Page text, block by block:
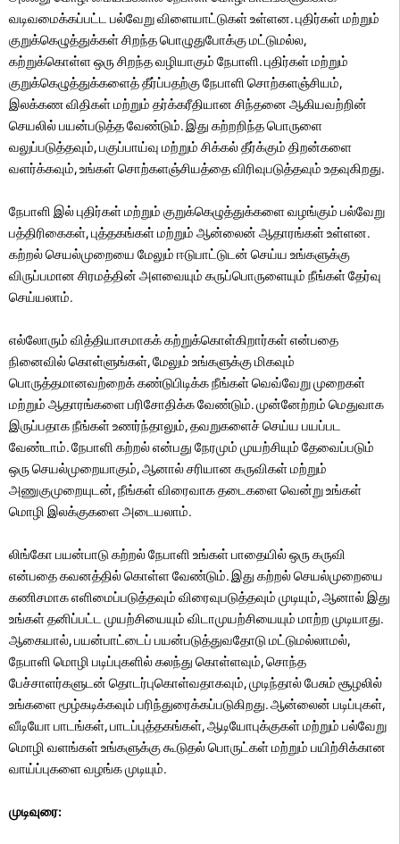
வடிவமைக்கப்பட்ட பல்வேறு விளையாட்டுகள் உள்ளன. புதிர்கள் மற்றும்
குறுக்கெழுத்துக்கள் சிறந்த பொழுதுபோக்கு மட்டுமல்ல,
கற்றுக்கொள்ள ஒரு சிறந்த வழியாகும் நேபாளி. புதிர்கள் மற்றும்
குறுக்கெழுத்துக்களைத் தீர்ப்பதற்கு நேபாளி சொற்களஞ்சியம்,
இலக்கண விதிகள் மற்றும் தர்க்கரீதியான சிந்தனை ஆகியவற்றின்
செயலில் பயன்படுத்த வேண்டும். இது கற்றறிந்த பொருளை
வலுப்படுத்தவும், பகுப்பாய்வு மற்றும் சிக்கல் தீர்க்கும் திறன்களை
வளர்க்கவும், உங்கள் சொற்களஞ்சியத்தை விரிவுபடுத்தவும் உதவுகிறது.
நேபாளி இல் புதிர்கள் மற்றும் குறுக்கெழுத்துக்களை வழங்கும் பல்வேறு
பத்திரிகைகள், புத்தகங்கள் மற்றும் ஆன்லைன் ஆதாரங்கள் உள்ளன.
கற்றல் செயல்முறையை மேலும் ஈடுபாட்டுடன் செய்ய உங்களுக்கு
விருப்பமான சிரமத்தின் அளவையும் கருப்பொருளையும் நீங்கள் தேர்வு
செய்யலாம்.
எல்லோரும் வித்தியாசமாகக் கற்றுக்கொள்கிறார்கள் என்பதை
நினைவில் கொள்ளுங்கள், மேலும் உங்களுக்கு மிகவும்
பொருத்தமானவற்றைக் கண்டுபிடிக்க நீங்கள் வெவ்வேறு முறைகள்
மற்றும் ஆதாரங்களை பரிசோதிக்க வேண்டும். முன்னேற்றம் மெதுவாக
இருப்பதாக நீங்கள் உணர்ந்தாலும், தவறுகளைச் செய்ய பயப்பட
வேண்டாம். நேபாளி கற்றல் என்பது நேரமும் முயற்சியும் தேவைப்படும்
ஒரு செயல்முறையாகும், ஆனால் சரியான கருவிகள் மற்றும்
அணுகுமுறையுடன், நீங்கள் விரைவாக தடைகளை வென்று உங்கள்
மொழி இலக்குகளை அடையலாம்.
லிங்கோ பயன்பாடு கற்றல் நேபாளி உங்கள் பாதையில் ஒரு கருவி
என்பதை கவனத்தில் கொள்ள வேண்டும். இது கற்றல் செயல்முறையை
கணிசமாக எளிமைப்படுத்தவும் விரைவுபடுத்தவும் முடியும், ஆனால் இது
உங்கள் தனிப்பட்ட முயற்சியையும் விடாமுயற்சியையும் மாற்ற முடியாது.
ஆகையால், பயன்பாட்டைப் பயன்படுத்துவதோடு மட்டுமல்லாமல்,
நேபாளி மொழி படிப்புகளில் கலந்து கொள்ளவும், சொந்த
பேச்சாளர்களுடன் தொடர்புகொள்வதாகவும், முடிந்தால் பேசும் சூழலில்
உங்களை மூழ்கடிக்கவும் பரிந்துரைக்கப்படுகிறது. ஆன்லைன் படிப்புகள்,
வீடியோ பாடங்கள், பாடப்புத்தகங்கள், ஆடியோபுக்குகள் மற்றும் பல்வேறு
மொழி வளங்கள் உங்களுக்கு கூடுதல் பொருட்கள் மற்றும் பயிற்சிக்கான
வாய்ப்புகளை வழங்க முடியும்.
முடிவுரை: